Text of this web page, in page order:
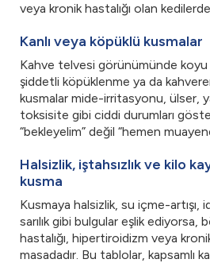
veya kronik hastalığı olan
Kanlı veya köpüklü kusmalar
Kahve telvesi görünümünde koyu
şiddetli köpüklenme ya da
kusmalar mide-irritasyonu, ülser,
toksisite gibi ciddi durumları
“bekleyelim” değil “hemen
Halsizlik, iştahsızlık ve kilo
kusma
Kusmaya halsizlik, su içme-artışı,
sarılık gibi bulgular eşlik ediyorsa,
hastalığı, hipertiroidizm veya
masadadır. Bu tablolar, kapsamlı